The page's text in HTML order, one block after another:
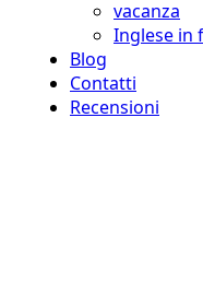
vacanza
Inglese in
Blog
Contatti
Recensioni